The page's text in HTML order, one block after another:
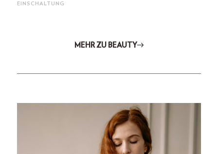
EINSCHALTUNG
MEHR ZU BEAUTY